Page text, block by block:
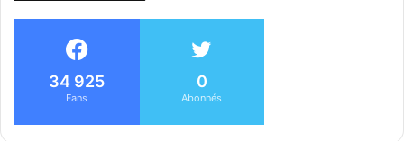
34 925
Fans
0
Abonnés